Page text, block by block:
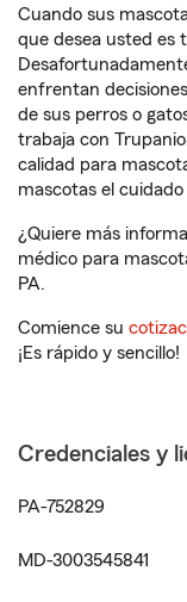
Cuando sus
que desea usted es
enfrentan
de sus perros o
trabaja con
calidad para
mascotas el
¿Quiere más
médico para
PA.
Comience su
¡Es rápido y sencillo!
Credenciales y
PA-752829
MD-3003545841